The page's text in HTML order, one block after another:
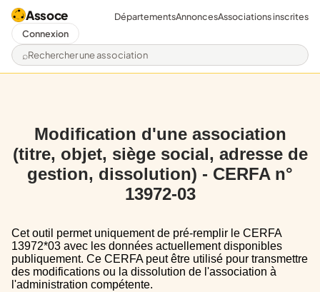
Assoce
Rechercher une association
DépartementsAnnoncesAssociations inscrites
Connexion
Modification d'une association
(titre, objet, siège social, adresse de
gestion, dissolution) - CERFA n°
13972-03
Cet outil permet uniquement de pré-remplir le CERFA
13972*03 avec les données actuellement disponibles
publiquement. Ce CERFA peut être utilisé pour transmettre
des modifications ou la dissolution de l'association à
l'administration compétente.